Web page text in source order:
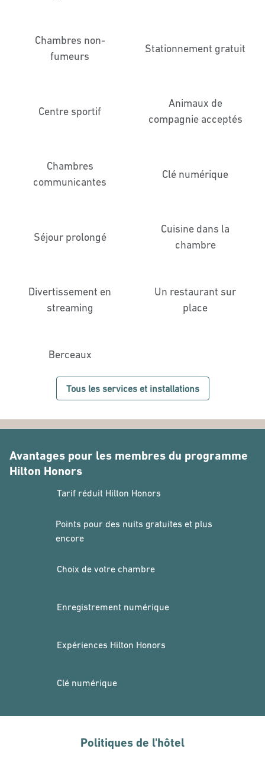
Chambres non-
fumeurs
Stationnement gratuit
Centre sportif
Animaux de
compagnie acceptés
Chambres
communicantes
Clé numérique
Séjour prolongé
Cuisine dans la
chambre
Divertissement en
streaming
Un restaurant sur
place
Berceaux
Tous les services et installations
Avantages pour les membres du programme
Hilton Honors
Tarif réduit Hilton Honors
Points pour des nuits gratuites et plus
encore
Choix de votre chambre
Enregistrement numérique
Expériences Hilton Honors
Clé numérique
Politiques de l'hôtel